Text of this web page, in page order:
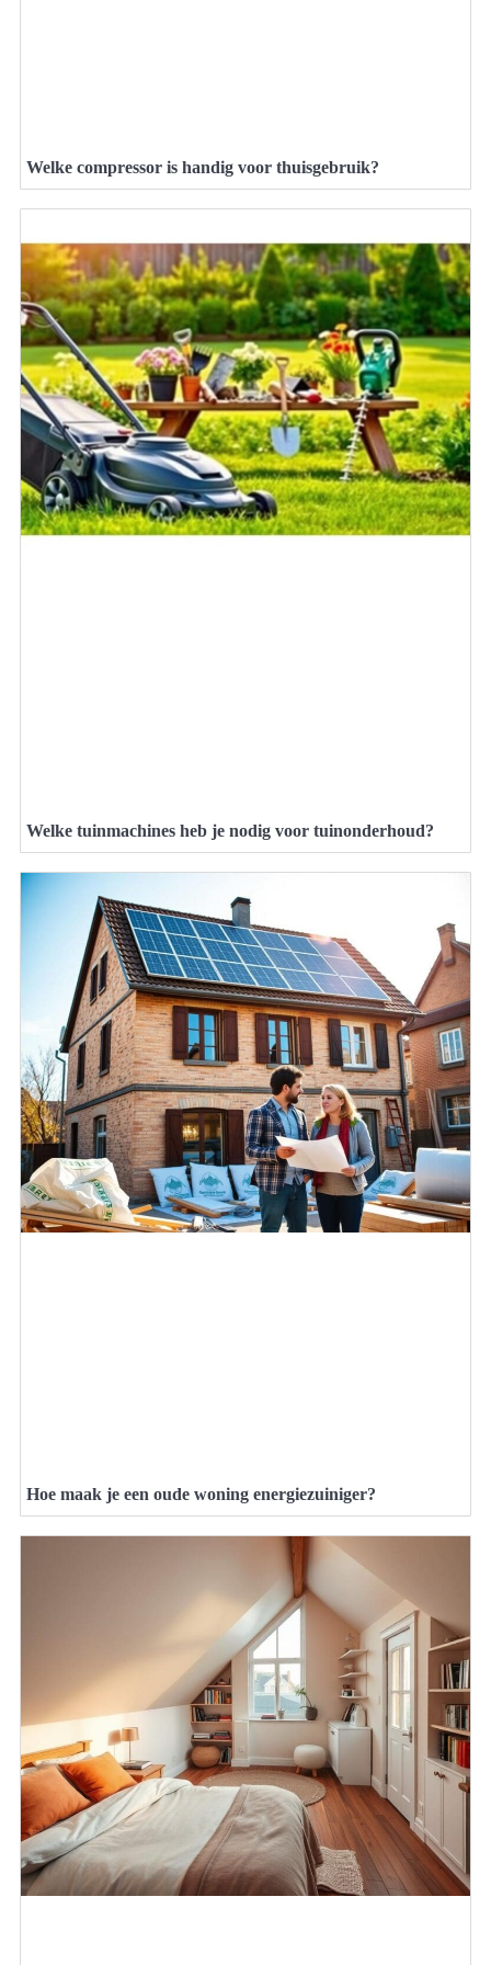
Welke compressor is handig voor thuisgebruik?
Welke tuinmachines heb je nodig voor tuinonderhoud?
Hoe maak je een oude woning energiezuiniger?